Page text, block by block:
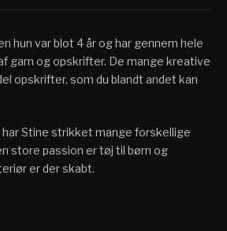
hun var blot 4 år og har gennem hele
garn og opskrifter. De mange kreative
opskrifter, som du blandt andet kan
Stine strikket mange forskellige
store passion er tøj til børn og
er der skabt.